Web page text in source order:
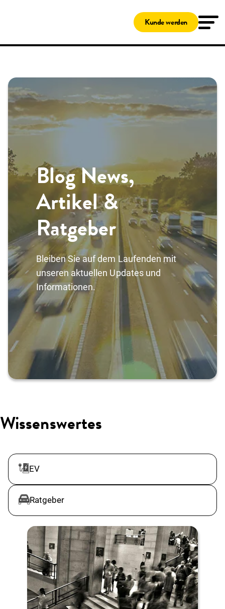
Shell Card – zum Tanken und Laden
Travelcard
Shell Card – zum Tanken und Laden
Service & Wartung
Pannenschutz
Fleetcor App
Kunden-Online-Portal
Das Clean Advantage® Programm
Benzinpreise Deutschland
Fleetcor Parking
Shell Tankstellen
Fuhrpark-Überwachung
Digitales Fahrtenbuch
Kundenservice
MyFleetcor
Wissenswertes
Über uns
Einloggen
Kunde werden
Kunde werden
Blog News,
Artikel &
Ratgeber
Bleiben Sie auf dem Laufenden mit
unseren aktuellen Updates und
Informationen.
Wissenswertes
EV
Ratgeber